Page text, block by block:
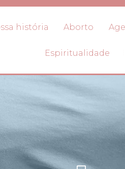
história Aborto
Espiritualidade